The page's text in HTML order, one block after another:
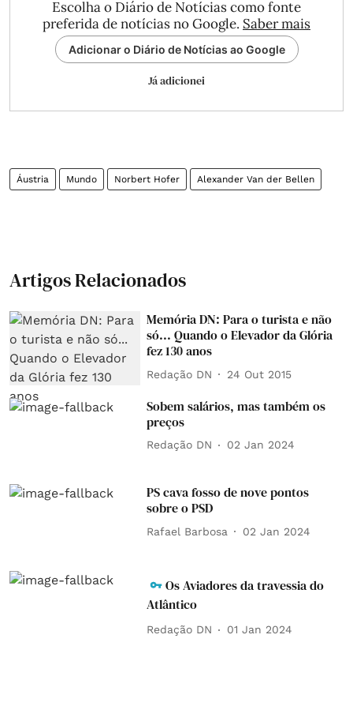
Escolha o Diário de Notícias como fonte
preferida de notícias no Google. Saber mais
Adicionar o Diário de Notícias ao Google
Já adicionei
Áustria Mundo Norbert Hofer Alexander Van der Bellen
Artigos Relacionados
Memória DN: Para o turista e não
só... Quando o Elevador da Glória
fez 130 anos
Redação DN 24 Out 2015
Sobem salários, mas também os
preços
Redação DN 02 Jan 2024
PS cava fosso de nove pontos
sobre o PSD
Rafael Barbosa 02 Jan 2024
Os Aviadores da travessia do
Atlântico
Redação DN 01 Jan 2024